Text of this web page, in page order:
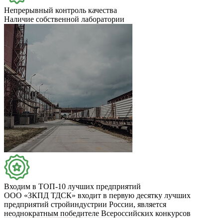
Непрерывный контроль качества
Наличие собственной лаборатории
Входим в ТОП-10 лучших предприятий
ООО «ЗКПД ТДСК» входит в первую десятку лучших
предприятий стройиндустрии России, является
неоднократным победителе Всероссийских конкурсов